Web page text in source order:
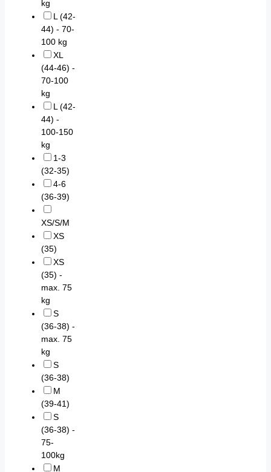
kg
L (42-
44) - 70-
100 kg
XL
(44-46) -
70-100
kg
L (42-
44) -
100-150
kg
1-3
(32-35)
4-6
(36-39)
XS/S/M
XS
(35)
XS
(35) -
max. 75
kg
S
(36-38) -
max. 75
kg
S
(36-38)
M
(39-41)
S
(36-38) -
75-
100kg
M